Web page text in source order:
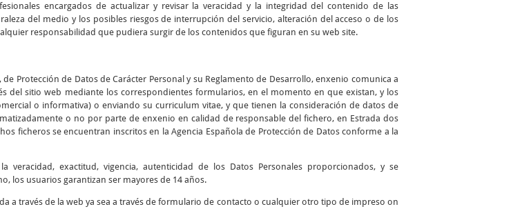
encargados de actualizar y revisar la veracidad y la integridad del contenido de las
del medio y los posibles riesgos de interrupción del servicio, alteración del acceso o de los
responsabilidad que pudiera surgir de los contenidos que figuran en su web site.
Protección de Datos de Carácter Personal y su Reglamento de Desarrollo, enxenio comunica a
del sitio web mediante los correspondientes formularios, en el momento en que existan, y los
o informativa) o enviando su curriculum vitae, y que tienen la consideración de datos de
o no por parte de enxenio en calidad de responsable del fichero, en Estrada dos
ficheros se encuentran inscritos en la Agencia Española de Protección de Datos conforme a la
veracidad, exactitud, vigencia, autenticidad de los Datos Personales proporcionados, y se
los usuarios garantizan ser mayores de 14 años.
a través de la web ya sea a través de formulario de contacto o cualquier otro tipo de impreso on